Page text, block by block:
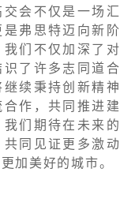
会不仅是一场
弗思特迈向新
们不仅加深了
了许多志同道合
续秉持创新精
作，共同推进
们期待在未来
同见证更多激
加美好的城市。